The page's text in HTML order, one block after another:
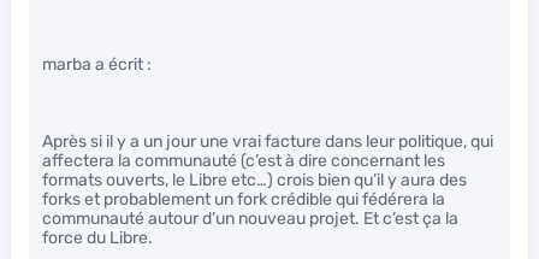
marba a écrit :
Après si il y a un jour une vrai facture dans leur politique, qui
affectera la communauté (c’est à dire concernant les
formats ouverts, le Libre etc…) crois bien qu’il y aura des
forks et probablement un fork crédible qui fédérera la
communauté autour d’un nouveau projet. Et c’est ça la
force du Libre.